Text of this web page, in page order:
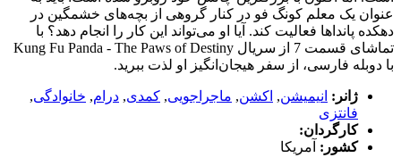
عنوان یک معلم کونگ فو در کنار گروهی از بچه‌های خشمگین در
دهکده پانداها فعالیت کند. آیا او می‌تواند این کار را انجام دهد؟ با
تماشای قسمت 7 از سریال Kung Fu Panda - The Paws of Destiny
با دوبله فارسی، از سفر هیجان‌انگیز او لذت ببرید.
ژانر: انیمیشن, اکشن, ماجراجویی, کمدی, درام, خانوادگی,
فانتزی
کارگردان:
کشور: آمریکا